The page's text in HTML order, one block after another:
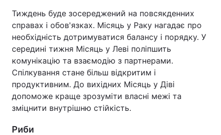
Тиждень буде зосереджений на повсякденних
справах і обов'язках. Місяць у Раку нагадає про
необхідність дотримуватися балансу і порядку. У
середині тижня Місяць у Леві поліпшить
комунікацію та взаємодію з партнерами.
Спілкування стане більш відкритим і
продуктивним. До вихідних Місяць у Діві
допоможе краще зрозуміти власні межі та
зміцнити внутрішню стійкість.
Риби